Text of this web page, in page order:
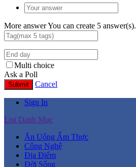
More answerYou can create 5 answer(s).
Multi choice
Ask a Poll
Submit Cancel
Sign In
List Danh Mục
Ăn Uống Ẩm Thực
Công Nghệ
Địa Điểm
Đời Sống